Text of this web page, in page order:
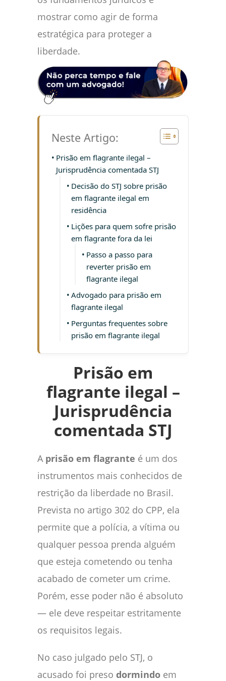
mostrar como agir de forma
estratégica para proteger a
liberdade.
Neste Artigo:
Prisão em flagrante ilegal –
Jurisprudência comentada STJ
Decisão do STJ sobre prisão
em flagrante ilegal em
residência
Lições para quem sofre prisão
em flagrante fora da lei
Passo a passo para
reverter prisão em
flagrante ilegal
Advogado para prisão em
flagrante ilegal
Perguntas frequentes sobre
prisão em flagrante ilegal
Prisão em
flagrante ilegal –
Jurisprudência
comentada STJ
A prisão em flagrante é um dos
instrumentos mais conhecidos de
restrição da liberdade no Brasil.
Prevista no artigo 302 do CPP, ela
permite que a polícia, a vítima ou
qualquer pessoa prenda alguém
que esteja cometendo ou tenha
acabado de cometer um crime.
Porém, esse poder não é absoluto
— ele deve respeitar estritamente
os requisitos legais.
No caso julgado pelo STJ, o
acusado foi preso dormindo em